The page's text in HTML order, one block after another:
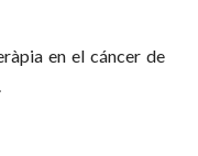
en el cáncer de